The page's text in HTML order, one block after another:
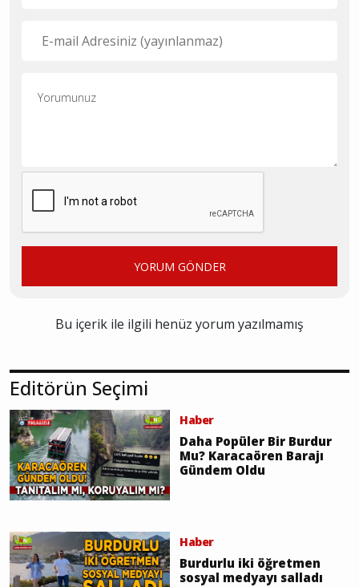
YORUM GÖNDER
Bu içerik ile ilgili henüz yorum yazılmamış
Editörün Seçimi
Haber
Daha Popüler Bir Burdur
Mu? Karacaören Barajı
Gündem Oldu
Haber
Burdurlu iki öğretmen
sosyal medyayı salladı